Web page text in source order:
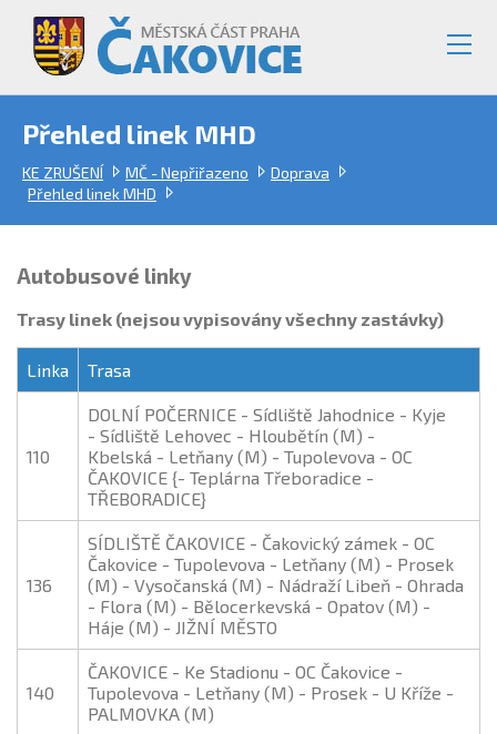
Přehled linek MHD
KE ZRUŠENÍ MČ - Nepřiřazeno
Doprava
Přehled linek MHD
Autobusové linky
Trasy linek (nejsou vypisovány všechny zastávky)
Linka Trasa
110
DOLNÍ POČERNICE - Sídliště Jahodnice - Kyje
- Sídliště Lehovec - Hloubětín (M) -
Kbelská - Letňany (M) - Tupolevova - OC
ČAKOVICE {- Teplárna Třeboradice -
TŘEBORADICE}
136
SÍDLIŠTĚ ČAKOVICE - Čakovický zámek - OC
Čakovice - Tupolevova - Letňany (M) - Prosek
(M) - Vysočanská (M) - Nádraží Libeň - Ohrada
- Flora (M) - Bělocerkevská - Opatov (M) -
Háje (M) - JIŽNÍ MĚSTO
140
ČAKOVICE - Ke Stadionu - OC Čakovice -
Tupolevova - Letňany (M) - Prosek - U Kříže -
PALMOVKA (M)